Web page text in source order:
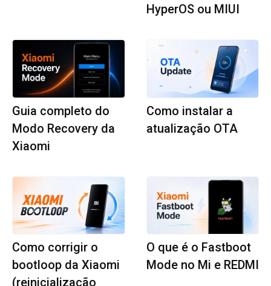
HyperOS ou MIUI
Guia completo do
Modo Recovery da
Xiaomi
Como instalar a
atualização OTA
Como corrigir o
bootloop da Xiaomi
(reinicialização
O que é o Fastboot
Mode no Mi e REDMI